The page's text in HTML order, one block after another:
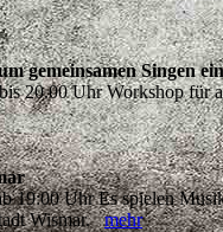
gemeinsamen Singen
20.00 Uhr Workshop
19:00 Uhr Es spielen
Wismar.mehr